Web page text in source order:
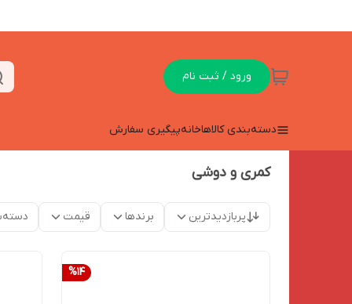
ورود / ثبت نام
دسته‌بندی کالاهاخانهپیگیری سفارش
کمری و دوشی
پربازدیدترین برندها قیمت
%14